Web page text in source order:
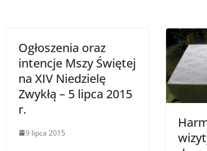
Ogłoszenia oraz
intencje Mszy Świętej
na XIV Niedzielę
Zwykłą – 5 lipca 2015
r.
9 lipca 2015